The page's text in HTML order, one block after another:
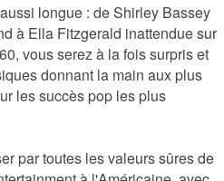
longue : de Shirley Bassey
à Ella Fitzgerald inattendue sur
vous serez à la fois surpris et
donnant la main aux plus
les succès pop les plus
par toutes les valeurs sûres de